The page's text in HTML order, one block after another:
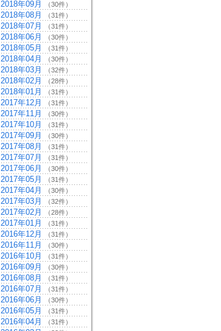
2018年09月 （30件）
2018年08月 （31件）
2018年07月 （31件）
2018年06月 （30件）
2018年05月 （31件）
2018年04月 （30件）
2018年03月 （32件）
2018年02月 （28件）
2018年01月 （31件）
2017年12月 （31件）
2017年11月 （30件）
2017年10月 （31件）
2017年09月 （30件）
2017年08月 （31件）
2017年07月 （31件）
2017年06月 （30件）
2017年05月 （31件）
2017年04月 （30件）
2017年03月 （32件）
2017年02月 （28件）
2017年01月 （31件）
2016年12月 （31件）
2016年11月 （30件）
2016年10月 （31件）
2016年09月 （30件）
2016年08月 （31件）
2016年07月 （31件）
2016年06月 （30件）
2016年05月 （31件）
2016年04月 （31件）